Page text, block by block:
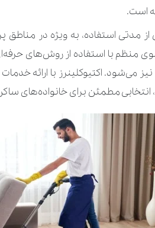
است.
مدتی استفاده، به‌ ویژه در مناطق
با استفاده از روش‌های حرفه‌ای
می‌شود. اکتیوکلینرز با ارائه
انتخابی مطمئن برای خانواده‌های